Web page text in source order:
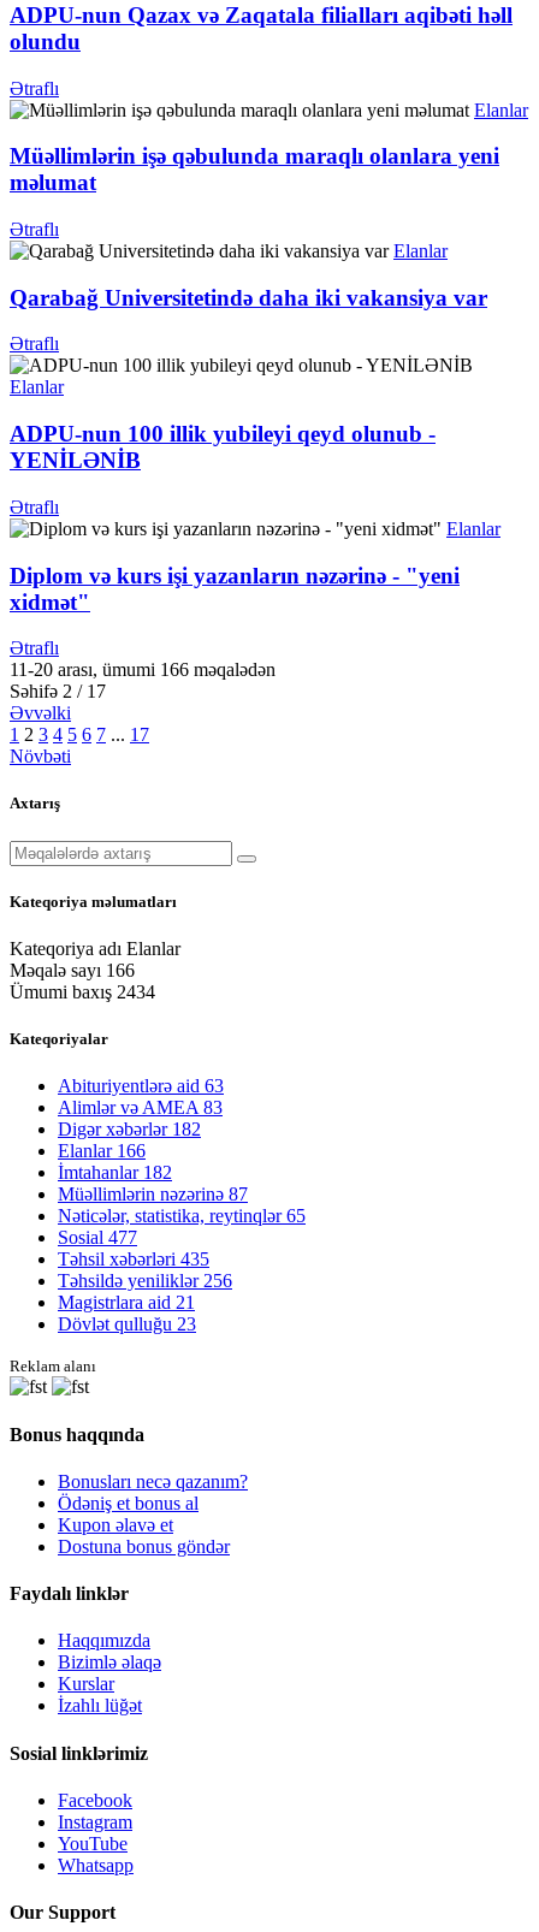
ADPU-nun Qazax və Zaqatala filialları aqibəti həll
olundu
Ətraflı
Elanlar
Müəllimlərin işə qəbulunda maraqlı olanlara yeni
məlumat
Ətraflı
Elanlar
Qarabağ Universitetində daha iki vakansiya var
Ətraflı
Elanlar
ADPU-nun 100 illik yubileyi qeyd olunub -
YENİLƏNİB
Ətraflı
Elanlar
Diplom və kurs işi yazanların nəzərinə - "yeni
xidmət"
Ətraflı
11-20 arası, ümumi 166 məqalədən
Səhifə 2 / 17
Əvvəlki
1 2 3 4 5 6 7 ... 17
Növbəti
Axtarış
Kateqoriya məlumatları
Kateqoriya adı Elanlar
Məqalə sayı 166
Ümumi baxış 2434
Kateqoriyalar
Abituriyentlərə aid 63
Alimlər və AMEA 83
Digər xəbərlər 182
Elanlar 166
İmtahanlar 182
Müəllimlərin nəzərinə 87
Nəticələr, statistika, reytinqlər65
Sosial 477
Təhsil xəbərləri 435
Təhsildə yeniliklər 256
Magistrlara aid 21
Dövlət qulluğu 23
Reklam alanı
Bonus haqqında
Bonusları necə qazanım?
Ödəniş et bonus al
Kupon əlavə et
Dostuna bonus göndər
Faydalı linklər
Haqqımızda
Bizimlə əlaqə
Kurslar
İzahlı lüğət
Sosial linklərimiz
Facebook
Instagram
YouTube
Whatsapp
Our Support